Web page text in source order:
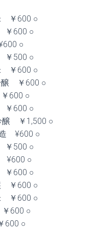
￥600 ○
600 ○
○
500 ○
￥600 ○
醸 ￥600 ○
600 ○
600 ○
醸 ￥1,500 ○
¥600 ○
500 ○
¥600 ○
600 ○
￥600 ○
￥600 ○
600 ○
600 ○